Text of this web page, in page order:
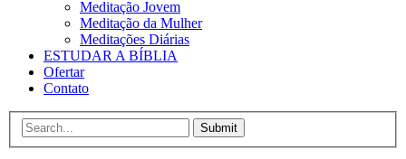
Meditação Jovem
Meditação da Mulher
Meditações Diárias
ESTUDAR A BÍBLIA
Ofertar
Contato
Submit